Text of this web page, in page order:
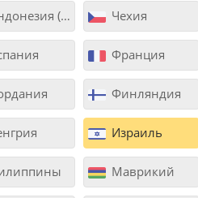
(Бали) Чехия
Франция
Финляндия
Израиль
Маврикий